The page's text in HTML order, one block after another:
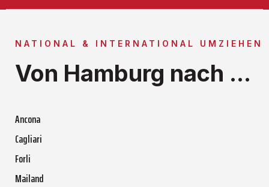
NATIONAL & INTERNATIONAL UMZIEHEN
Von Hamburg nach ...
Ancona
Cagliari
Forli
Mailand